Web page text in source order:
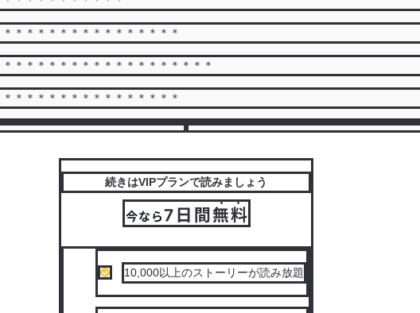
＊＊＊＊＊＊＊＊＊＊＊＊＊＊＊＊
＊＊＊＊＊＊＊＊＊＊＊＊＊＊＊＊＊＊＊
＊＊＊＊＊＊＊＊＊＊＊＊＊＊＊＊
続きはVIPプランで読みましょう
10,000以上のストーリーが読み放題